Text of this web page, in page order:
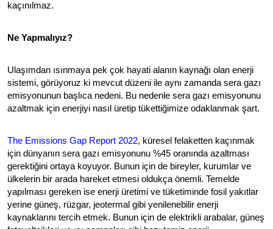
kaçınılmaz.
Ne Yapmalıyız?
Ulaşımdan ısınmaya pek çok hayati alanın kaynağı olan enerji
sistemi, görüyoruz ki mevcut düzeni ile aynı zamanda sera gazı
emisyonunun başlıca nedeni. Bu nedenle sera gazı emisyonunu
azaltmak için enerjiyi nasıl üretip tükettiğimize odaklanmak şart.
The Emissions Gap Report 2022, küresel felaketten kaçınmak
için dünyanın sera gazı emisyonunu %45 oranında azaltması
gerektiğini ortaya koyuyor. Bunun için de bireyler, kurumlar ve
ülkelerin bir arada hareket etmesi oldukça önemli. Temelde
yapılması gereken ise enerji üretimi ve tüketiminde fosil yakıtlar
yerine güneş, rüzgar, jeotermal gibi yenilenebilir enerji
kaynaklarını tercih etmek. Bunun için de elektrikli arabalar, güneş